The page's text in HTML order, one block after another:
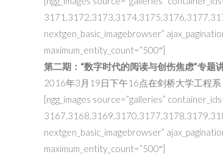
nextgen_basic_imagebrowser”
maximum_entity_count=”500″]
第二期：“数字时代的阅读与创伤焦虑”专题
2016年3月19日下午16点在剑桥大学工程系
[ngg_images source=”galleries”
nextgen_basic_imagebrowser”
maximum_entity_count=”500″]